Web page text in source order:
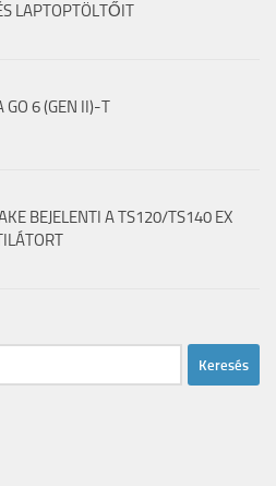
LAPTOPTÖLTŐIT
GO 6 (GEN II)-T
BEJELENTI A TS120/TS140 EX